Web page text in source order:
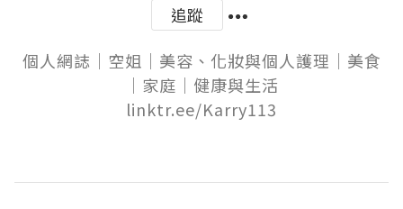
追蹤
個人網誌｜空姐｜美容、化妝與個人護理｜美食
｜家庭｜健康與生活
linktr.ee/Karry113